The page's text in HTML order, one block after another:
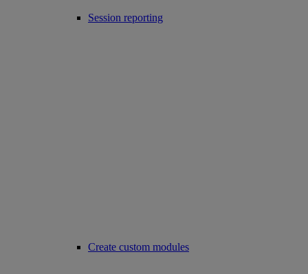
Session reporting
Create custom modules